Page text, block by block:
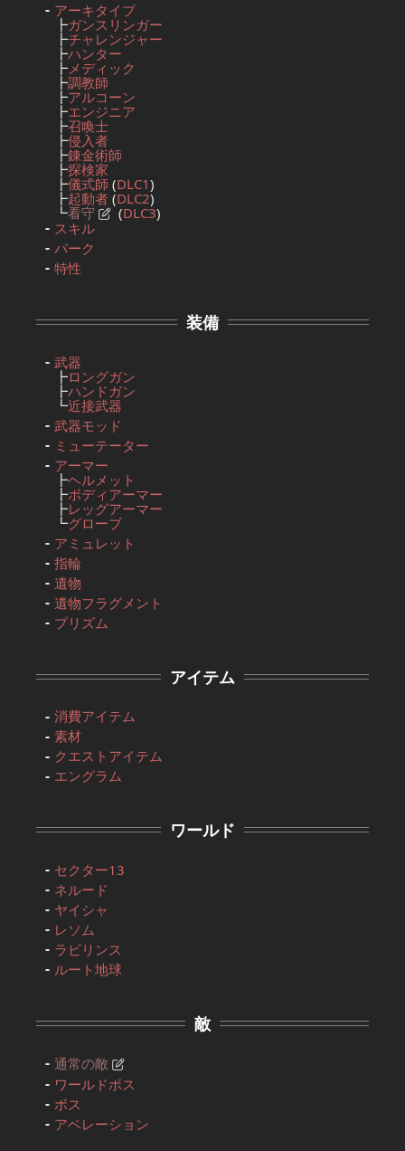
アーキタイプ
┣ガンスリンガー
┣チャレンジャー
┣ハンター
┣メディック
┣調教師
┣アルコーン
┣エンジニア
┣召喚士
┣侵入者
┣錬金術師
┣探検家
┣儀式師 (DLC1)
┣起動者 (DLC2)
┗看守 (DLC3)
スキル
パーク
特性
装備
武器
┣ロングガン
┣ハンドガン
┗近接武器
武器モッド
ミューテーター
アーマー
┣ヘルメット
┣ボディアーマー
┣レッグアーマー
┗グローブ
アミュレット
指輪
遺物
遺物フラグメント
プリズム
アイテム
消費アイテム
素材
クエストアイテム
エングラム
ワールド
セクター13
ネルード
ヤイシャ
レソム
ラビリンス
ルート地球
敵
通常の敵
ワールドボス
ボス
アベレーション